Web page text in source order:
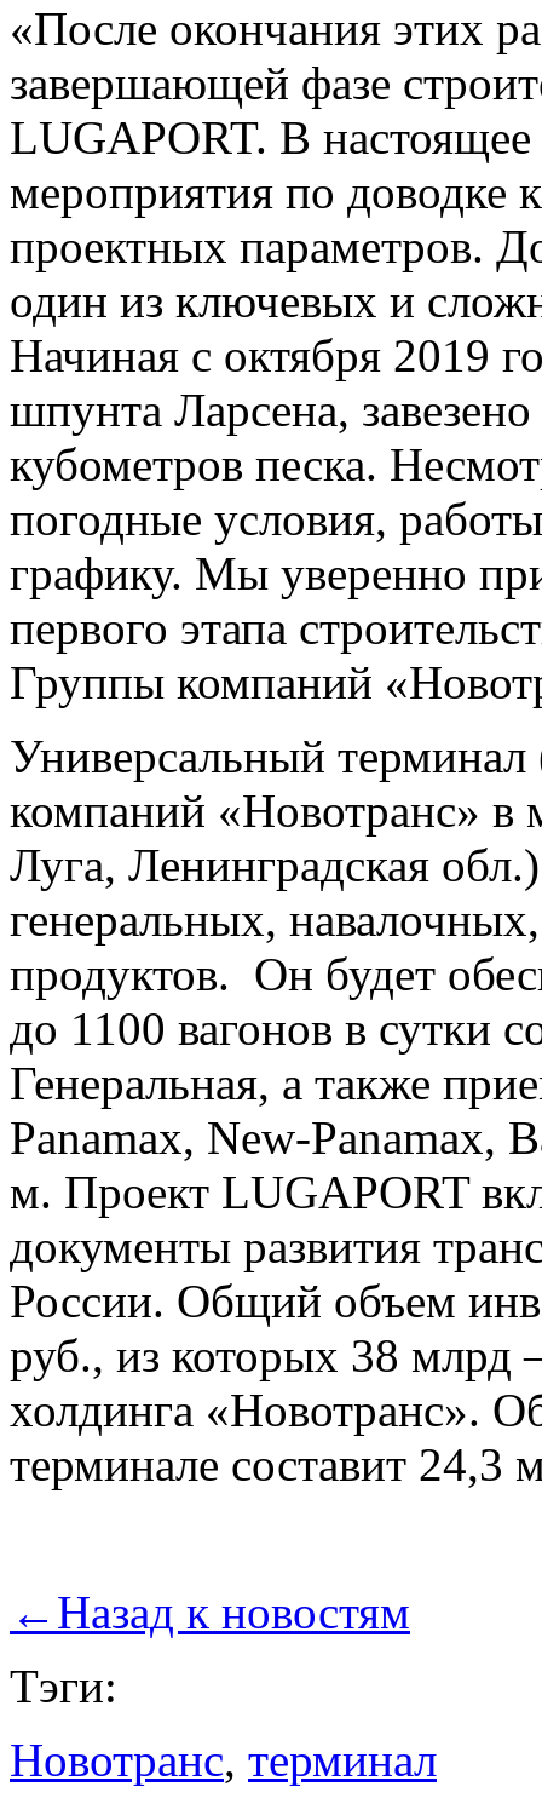
«После окончания этих
завершающей фазе
LUGAPORT. В
мероприятия по доводке
проектных параметров.
один из ключевых и
Начиная с октября 2019
шпунта Ларсена,
кубометров песка.
погодные условия,
графику. Мы уверенно
первого этапа
Группы компаний
Универсальный
компаний «Новотранс» в
Луга, Ленинградская
генеральных,
продуктов. Он будет
до 1100 вагонов в сутки
Генеральная, а также
Panamax, New-Panamax,
м. Проект LUGAPORT
документы развития
России. Общий объем
руб., из которых 38 млрд
холдинга «Новотранс».
терминале составит 24,3
← Назад к новостям
Тэги:
Новотранс, терминал